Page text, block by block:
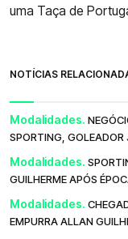
uma Taça de
NOTÍCIAS
Modalidades.
SPORTING, GOLEADOR
Modalidades.
GUILHERME APÓS
Modalidades.
EMPURRA ALLAN